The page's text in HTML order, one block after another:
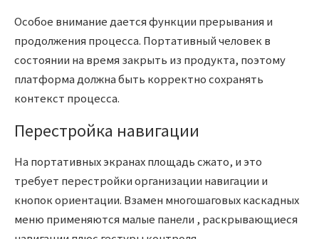
Особое внимание дается функции прерывания и
продолжения процесса. Портативный человек в
состоянии на время закрыть из продукта, поэтому
платформа должна быть корректно сохранять
контекст процесса.
Перестройка навигации
На портативных экранах площадь сжато, и это
требует перестройки организации навигации и
кнопок ориентации. Взамен многошаговых каскадных
меню применяются малые панели , раскрывающиеся